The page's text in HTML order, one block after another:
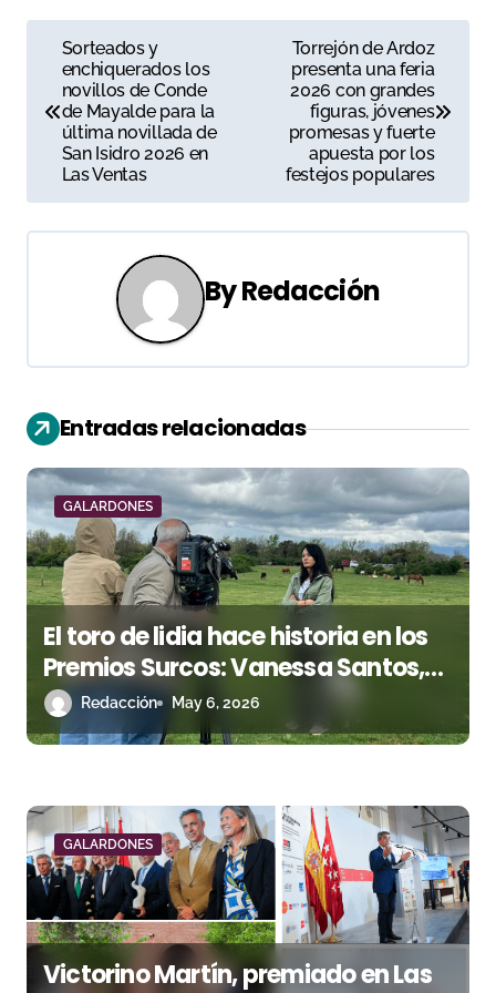
g
i
ó
n
d
e
e
n
r
d
a
s
Sorteados y
enchiquerados los
novillos de Conde
de Mayalde para la
última novillada de
San Isidro 2026 en
Las Ventas
Torrejón de Ardoz
presenta una feria
2026 con grandes
figuras, jóvenes
promesas y fuerte
apuesta por los
festejos populares
ByRedacción
Entradas relacionadas
GALARDONES
El toro de lidia hace historia en los
Premios Surcos: Vanessa Santos,
primera ganadera de bravo
nominada a los “Óscar del campo”
Redacción May 6, 2026
GALARDONES
Victorino Martín, premiado en Las